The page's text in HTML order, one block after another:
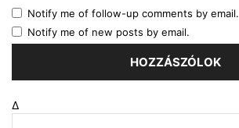
Notify me of follow-up comments by email.
Notify me of new posts by email.
Δ